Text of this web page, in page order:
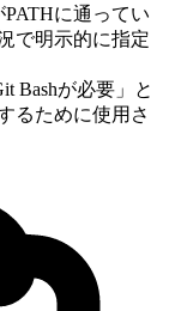
に通ってい
で明示的に指定
Bashが必要」と
るために使用さ